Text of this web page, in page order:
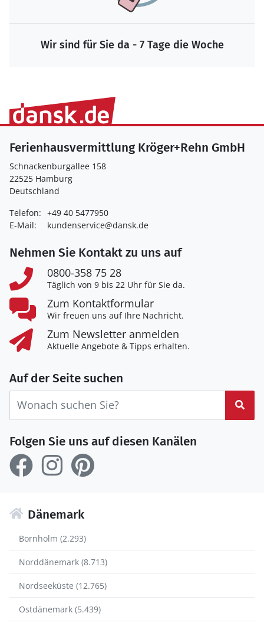
Wir sind für Sie da - 7 Tage die Woche
Ferienhausvermittlung Kröger+Rehn GmbH
Schnackenburgallee 158
22525 Hamburg
Deutschland
Telefon: +49 40 5477950
E-Mail:
kundenservice@dansk.de
Nehmen Sie Kontakt zu uns auf
0800-358 75 28
Täglich von 9 bis 22 Uhr für Sie da.
Zum Kontaktformular
Wir freuen uns auf Ihre Nachricht.
Zum Newsletter anmelden
Aktuelle Angebote & Tipps erhalten.
Auf der Seite suchen
Folgen Sie uns auf diesen Kanälen
Dänemark
Bornholm (2.293)
Norddänemark (8.713)
Nordseeküste (12.765)
Ostdänemark (5.439)